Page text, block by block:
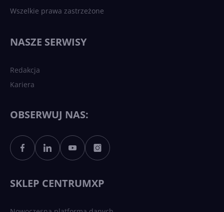
Sztuczna inteligencja po
polsku. Dość barier
Wszelkie prawa zastrzeżone
NASZE SERWISY
Redakcja
Kariera
OBSERWUJ NAS:
SKLEP CENTRUMXP